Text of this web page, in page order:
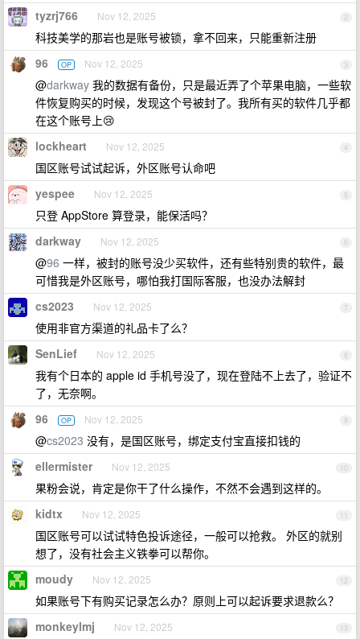
2
tyzrj766 Nov 12, 2025
科技美学的那岩也是账号被锁，拿不回来，只能重新注册
3
96 OP Nov 12, 2025
@darkway 我的数据有备份，只是最近弄了个苹果电脑，一些软
件恢复购买的时候，发现这个号被封了。我所有买的软件几乎都
在这个账号上😢
4
lockheart Nov 12, 2025
国区账号试试起诉，外区账号认命吧
5
yespee Nov 12, 2025
只登 AppStore 算登录，能保活吗？
6
darkway Nov 12, 2025
@96 一样，被封的账号没少买软件，还有些特别贵的软件，最
可惜我是外区账号，哪怕我打国际客服，也没办法解封
7
cs2023 Nov 12, 2025
使用非官方渠道的礼品卡了么？
8
SenLief Nov 12, 2025
我有个日本的 apple id 手机号没了，现在登陆不上去了，验证不
了，无奈啊。
9
96 OP Nov 12, 2025
@cs2023 没有，是国区账号，绑定支付宝直接扣钱的
10
ellermister Nov 12, 2025
果粉会说，肯定是你干了什么操作，不然不会遇到这样的。
11
kidtx Nov 12, 2025
国区账号可以试试特色投诉途径，一般可以抢救。 外区的就别
想了，没有社会主义铁拳可以帮你。
12
moudy Nov 12, 2025
如果账号下有购买记录怎么办？原则上可以起诉要求退款么？
13
monkeylmj Nov 12, 2025